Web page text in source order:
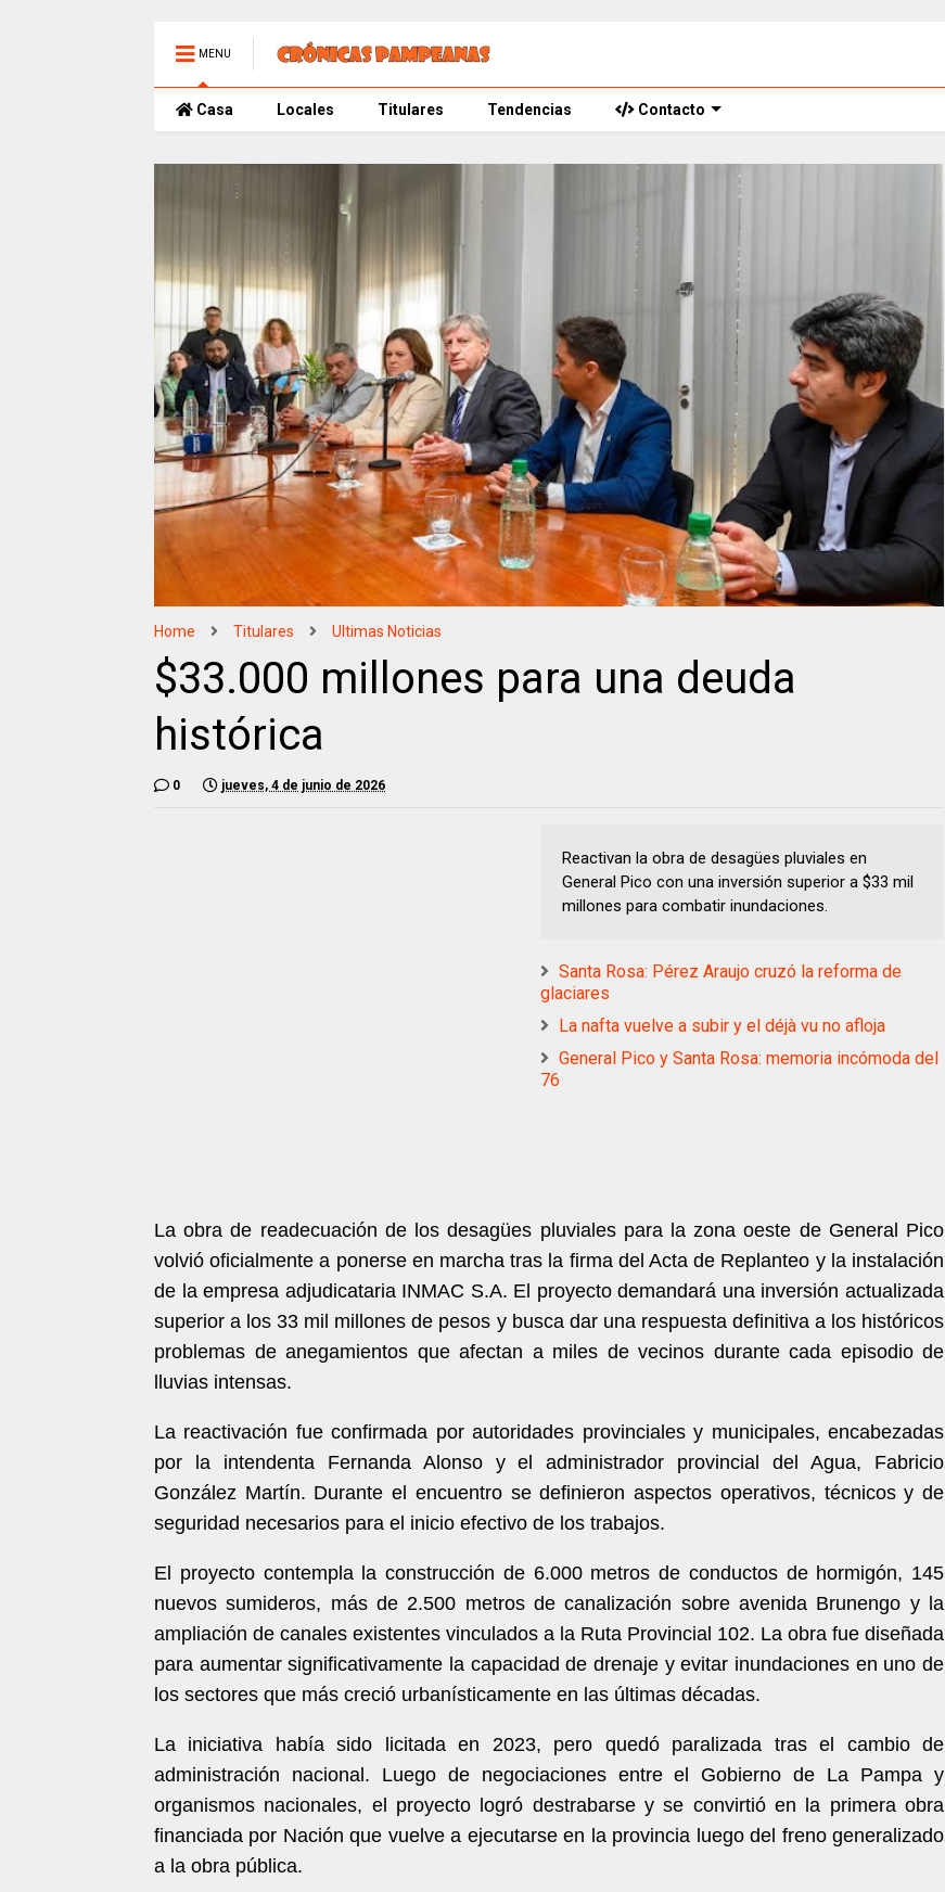
MENU
Casa Locales Titulares Tendencias Contacto
Home Titulares Ultimas Noticias
$33.000 millones para una deuda
histórica
0 jueves, 4 de junio de 2026
Reactivan la obra de desagües pluviales en
General Pico con una inversión superior a $33 mil
millones para combatir inundaciones.
Santa Rosa: Pérez Araujo cruzó la reforma de
glaciares
La nafta vuelve a subir y el déjà vu no afloja
General Pico y Santa Rosa: memoria incómoda del
76
La obra de readecuación de los desagües pluviales para la zona oeste de General Pico
volvió oficialmente a ponerse en marcha tras la firma del Acta de Replanteo y la instalación
de la empresa adjudicataria INMAC S.A. El proyecto demandará una inversión actualizada
superior a los 33 mil millones de pesos y busca dar una respuesta definitiva a los históricos
problemas de anegamientos que afectan a miles de vecinos durante cada episodio de
lluvias intensas.
La reactivación fue confirmada por autoridades provinciales y municipales, encabezadas
por la intendenta Fernanda Alonso y el administrador provincial del Agua, Fabricio
González Martín. Durante el encuentro se definieron aspectos operativos, técnicos y de
seguridad necesarios para el inicio efectivo de los trabajos.
El proyecto contempla la construcción de 6.000 metros de conductos de hormigón, 145
nuevos sumideros, más de 2.500 metros de canalización sobre avenida Brunengo y la
ampliación de canales existentes vinculados a la Ruta Provincial 102. La obra fue diseñada
para aumentar significativamente la capacidad de drenaje y evitar inundaciones en uno de
los sectores que más creció urbanísticamente en las últimas décadas.
La iniciativa había sido licitada en 2023, pero quedó paralizada tras el cambio de
administración nacional. Luego de negociaciones entre el Gobierno de La Pampa y
organismos nacionales, el proyecto logró destrabarse y se convirtió en la primera obra
financiada por Nación que vuelve a ejecutarse en la provincia luego del freno generalizado
a la obra pública.